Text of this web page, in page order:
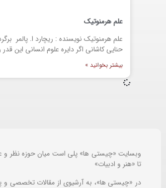
علم هرمنوتیک
علم هرمنوتیک نویسنده : ریچارد ا. پالمر
حنایی کاشانی اگر دایره علوم انسانی این
بیشتر بخوانید »
وبسایت «چیستی ها» پلی است میان حوزه نظر و
تا «هنر و ادبیات»
در «چیستی ها»، به آرشیوی از مقالات تخصصی و